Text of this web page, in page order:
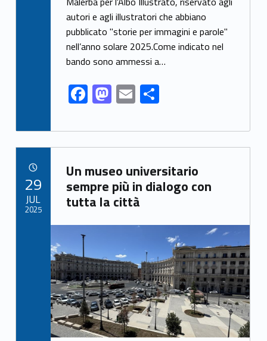
e
b
o
o
k
to
d
o
n
ai
l
ar
e
autori e agli illustratori che abbiano
pubblicato "storie per immagini e parole"
nell’anno solare 2025.Come indicato nel
bando sono ammessi a…
F
ac
e
b
o
o
k
M
as
to
d
o
n
E
m
ai
l
S
ar
e
Link identifier archive #link-archive-84931
Un museo universitario
sempre più in dialogo con
tutta la città
Link identifier archive #link-archive-thumb-soap-60238
29
JUL
2025